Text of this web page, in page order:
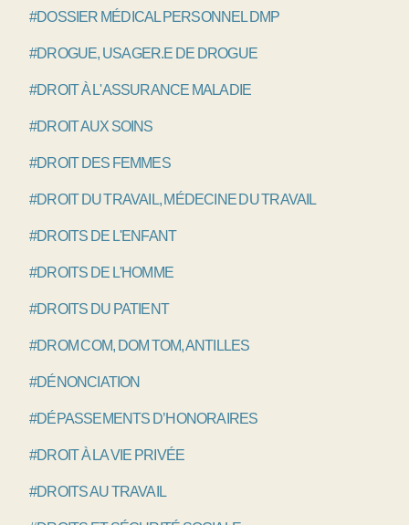
#DOSSIER MÉDICAL PERSONNEL DMP
#DROGUE, USAGER.E DE DROGUE
#DROIT À L'ASSURANCE MALADIE
#DROIT AUX SOINS
#DROIT DES FEMMES
#DROIT DU TRAVAIL, MÉDECINE DU TRAVAIL
#DROITS DE L'ENFANT
#DROITS DE L'HOMME
#DROITS DU PATIENT
#DROM COM, DOM TOM, ANTILLES
#DÉNONCIATION
#DÉPASSEMENTS D’HONORAIRES
#DROIT À LA VIE PRIVÉE
#DROITS AU TRAVAIL